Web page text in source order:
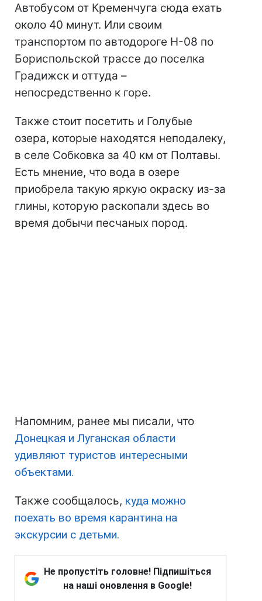
Автобусом от Кременчуга сюда ехать
около 40 минут. Или своим
транспортом по автодороге Н-08 по
Бориспольской трассе до поселка
Градижск и оттуда –
непосредственно к горе.
Также стоит посетить и Голубые
озера, которые находятся неподалеку,
в селе Собковка за 40 км от Полтавы.
Есть мнение, что вода в озере
приобрела такую яркую окраску из-за
глины, которую раскопали здесь во
время добычи песчаных пород.
Напомним, ранее мы писали, что
Донецкая и Луганская области
удивляют туристов интересными
объектами.
Также сообщалось, куда можно
поехать во время карантина на
экскурсии с детьми.
Не пропустіть головне! Підпишіться
на наші оновлення в Google!